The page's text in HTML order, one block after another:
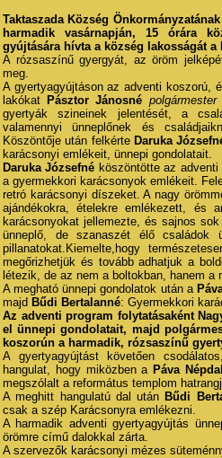
Taktaszada Község
harmadik vasárnapján, 15 órára
gyújtására hívta a község lakosságát a
A rózsaszínű gyergyát, az öröm
meg.
A gyertyagyújtáson az adventi koszorú,
lakókat Pásztor Jánosné polgármester
gyertyák szineinek jelentését, a
valamennyi ünneplőnek és
Köszöntője után felkérte Daruka
karácsonyi emlékeit, ünnepi gondolatait.
Daruka Józsefné köszöntötte az
a gyermekkori karácsonyok emlékeit.
retró karácsonyi díszeket. A nagy
ajándékokra, ételekre emlékezett, és
karácsonyokat jellemezte, és sajnos
ünneplő, de szanaszét élő
pillanatokat.Kiemelte,hogy
megőrizhetjük és tovább adhatjuk a
létezik, de az nem a boltokban, hanem
A megható ünnepi gondolatok után a
majd Bűdi Bertalanné: Gyermekkori
Az adventi program folytatásaként
el ünnepi gondolatait, majd
koszorún a harmadik, rózsaszínű
A gyertyagyújtást követően
hangulat, hogy miközben a Páva
megszólalt a református templom
A meghitt hangulatú dal után Bűdi
csak a szép Karácsonyra emlékezni.
A harmadik adventi gyertyagyújtás
örömre című dalokkal zárta.
A szervezők karácsonyi mézes